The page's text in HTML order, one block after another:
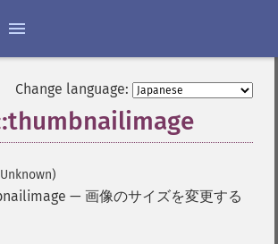
Change language:
— 画像のサイズを変更する